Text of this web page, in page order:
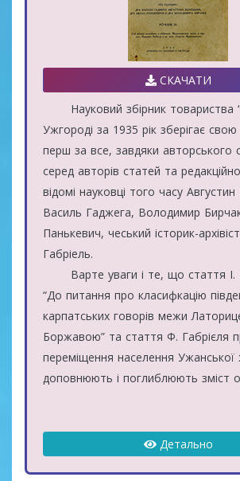
СКАЧАТИ
Науковий збірник товариства
Ужгороді за 1935 рік зберігає свою
перш за все, завдяки авторського
серед авторів статей та
відомі науковці того часу
Василь Гаджега, Володимир
Панькевич, чеський історик-
Габріель.
Варте уваги і те, що стаття І.
“До питання про класифкацію
карпатських говорів межи
Боржавою” та стаття Ф. Габрієля
переміщення населення Ужанської
доповнюють і поглиблюють зміст
Детально